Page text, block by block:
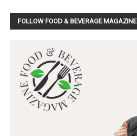
FOLLOW FOOD & BEVERAGE MAGAZINE